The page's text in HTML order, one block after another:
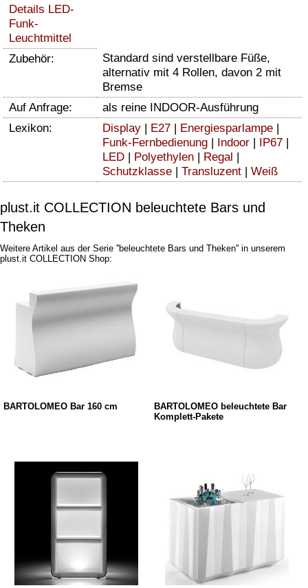
Details LED-
Funk-
Leuchtmittel
Zubehör:
Standard sind verstellbare Füße,
alternativ mit 4 Rollen, davon 2 mit
Bremse
Auf Anfrage:
als reine INDOOR-Ausführung
Lexikon:
Display | E27 | Energiesparlampe |
Funk-Fernbedienung | Indoor | IP67 |
LED | Polyethylen | Regal |
Schutzklasse | Transluzent | Weiß
plust.it COLLECTION beleuchtete Bars und
Theken
Weitere Artikel aus der Serie ''beleuchtete Bars und Theken'' in unserem
plust.it COLLECTION Shop:
BARTOLOMEO Bar 160 cm
BARTOLOMEO beleuchtete Bar
Komplett-Pakete